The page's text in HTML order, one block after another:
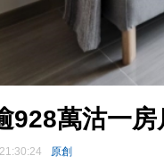
928萬沽一
原創